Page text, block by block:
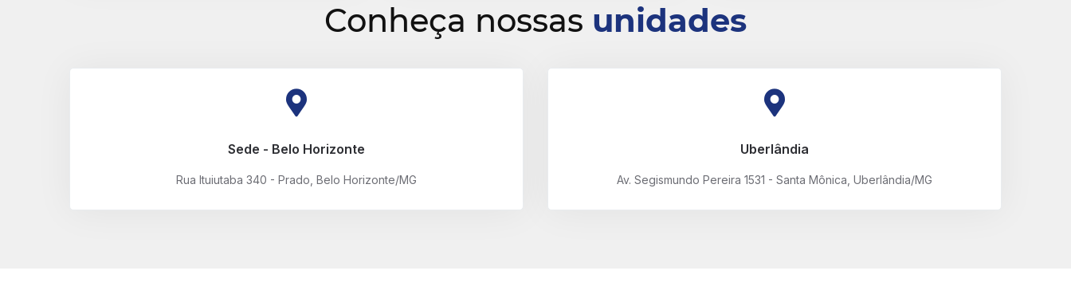
Conheça nossas unidades
Sede - Belo Horizonte
Rua Ituiutaba 340 - Prado, Belo Horizonte/MG
Uberlândia
Av. Segismundo Pereira 1531 - Santa Mônica, Uberlândia/MG